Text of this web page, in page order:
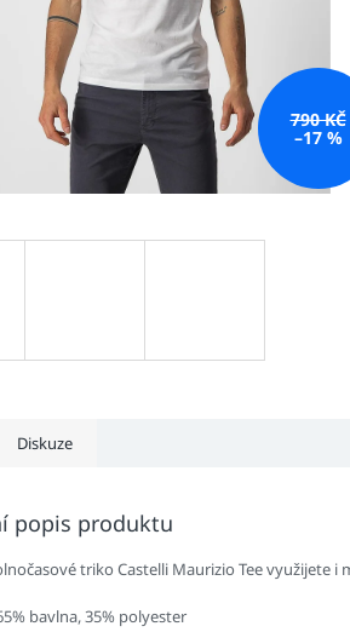
790 KČ
–17 %
Diskuze
popis produktu
triko Castelli Maurizio Tee využijete
bavlna, 35% polyester